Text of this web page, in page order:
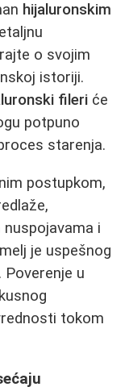
hijaluronskim
o svojim
istoriji.
fileri će
potpuno
starenja.
postupkom,
i
je uspešnog
u
tokom